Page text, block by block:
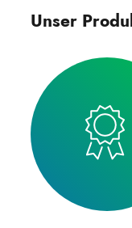
Unser